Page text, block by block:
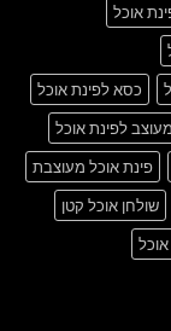
אוכל
כסא לפינת אוכל
לפינת אוכל
פינת אוכל מעוצבת
שולחן אוכל קטן